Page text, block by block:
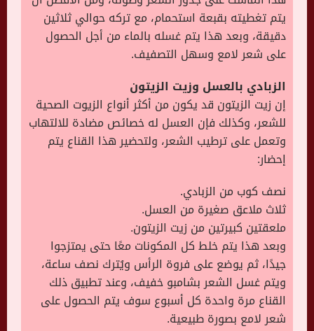
يتم تغطيته بقبعة استحمام، مع تركه حوالي ثلاثين
دقيقة، وبعد هذا يتم غسله بالماء من أجل الحصول
على شعر لامع وسهل التصفيف.
الزبادي بالعسل وزيت الزيتون
إن زيت الزيتون قد يكون من أكثر أنواع الزيوت الصحية
للشعر، وكذلك فإن العسل له خصائص مضادة للالتهاب
وتعمل على ترطيب الشعر، ولتحضير هذا القناع يتم
إحضار:
نصف كوب من الزبادي.
ثلاث ملاعق صغيرة من العسل.
ملعقتين كبيرتين من زيت الزيتون.
وبعد هذا يتم خلط كل المكونات معًا حتى يمتزجوا
جيدًا، ثم يوضع على فروة الرأس ويُترك نصف ساعة،
ويتم غسل الشعر بشامبو خفيف، وعند تطبيق ذلك
القناع مرة واحدة كل أسبوع سوف يتم الحصول على
شعر لامع بصورة طبيعية.